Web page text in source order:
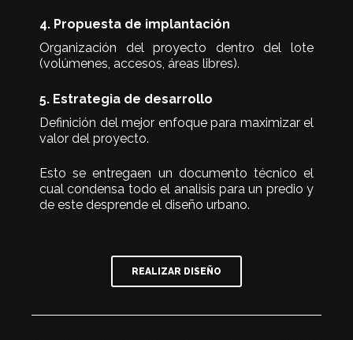
4. Propuesta de implantación
Organización del proyecto dentro del lote
(volúmenes, accesos, áreas libres).
5. Estrategia de desarrollo
Definición del mejor enfoque para maximizar el
valor del proyecto.
Esto se entregaen un documento técnico el
cual condensa todo el analisis para un predio y
de este desprende el diseño urbano.
REALIZAR DISEÑO